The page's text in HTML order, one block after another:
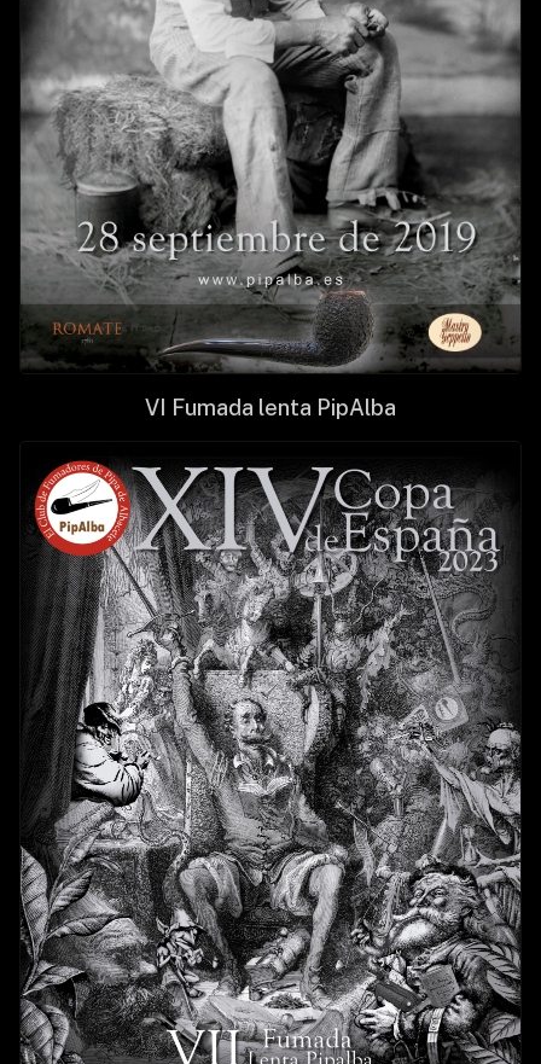
VI Fumada lenta PipAlba